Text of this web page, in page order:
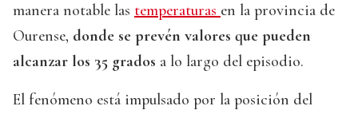
manera notable las temperaturas en la provincia de
Ourense, donde se prevén valores que pueden
alcanzar los 35 grados a lo largo del episodio.
El fenómeno está impulsado por la posición del